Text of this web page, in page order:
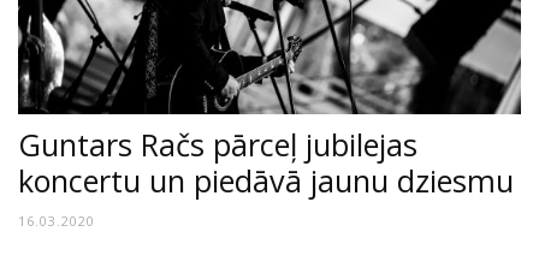
Guntars Račs pārceļ jubilejas
koncertu un piedāvā jaunu dziesmu
16.03.2020